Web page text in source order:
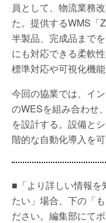
員として、物流業務
た。提供するWMS「
半製品、完成品まで
にも対応できる柔軟
標準対応や可視化機能
今回の協業では、イ
のWESを組み合わせ
を設計する。設備と
階的な自動化導入を
■「より詳しい情報を
たい」場合、下の「
ださい。編集部にて